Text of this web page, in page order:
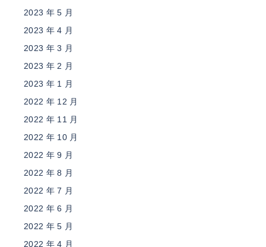
2023 年 5 月
2023 年 4 月
2023 年 3 月
2023 年 2 月
2023 年 1 月
2022 年 12 月
2022 年 11 月
2022 年 10 月
2022 年 9 月
2022 年 8 月
2022 年 7 月
2022 年 6 月
2022 年 5 月
2022 年 4 月